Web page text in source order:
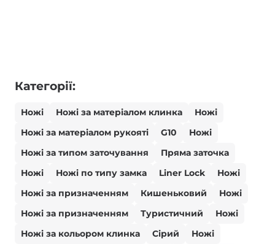
Категорії:
Ножі Ножі за матеріалом клинка
Ножі
Ножі за матеріалом рукояті
G10
Ножі
Ножі за типом заточування
Пряма заточка
Ножі
Ножі по типу замка Liner Lock
Ножі
Ножі за призначенням
Кишеньковий
Ножі
Ножі за призначенням
Туристичний
Ножі
Ножі за кольором клинка
Сірий
Ножі